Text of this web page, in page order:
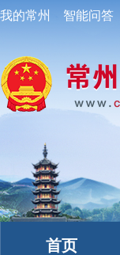
我的常州 智能问答
首页